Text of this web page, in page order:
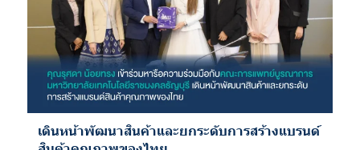
เดินหน้าพัฒนาสินค้าและยกระดับการสร้างแบรนด์